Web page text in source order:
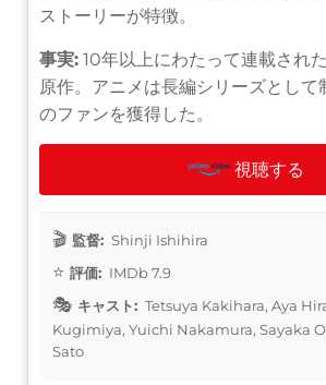
ストーリーが特徴。
事実: 10年以上にわたって連載され
原作。アニメは長編シリーズとして
のファンを獲得した。
視聴する
監督: Shinji Ishihira
評価: IMDb 7.9
キャスト: Tetsuya Kakihara, Aya
Kugimiya, Yuichi Nakamura, Sayaka
Sato